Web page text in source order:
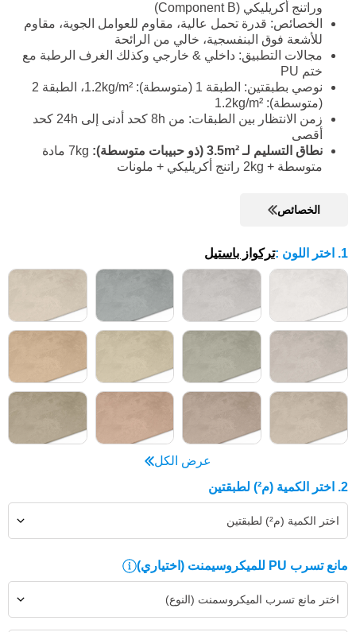
وراتنج أكريليكي (Component B)
الخصائص: قدرة تحمل عالية، مقاوم للعوامل الجوية، مقاوم
للأشعة فوق البنفسجية، خالي من الرائحة
مجالات التطبيق: داخلي & خارجي وكذلك الغرف الرطبة مع
ختم PU
نوصي بطبقتين: الطبقة 1 (متوسطة): 1.2kg/m²، الطبقة 2
(متوسطة): 1.2kg/m²
زمن الانتظار بين الطبقات: من 8h كحد أدنى إلى 24h كحد
أقصى
نطاق التسليم لـ 3.5m² (ذو حبيبات متوسطة):
7kg مادة
متوسطة + 2kg راتنج أكريليكي + ملونات
الخصائص
1. اختر اللون :تركواز باستيل
عرض الكل
2. اختر الكمية (م²) لطبقتين
اختر الكمية (م²) لطبقتين
مانع تسرب PU للميكروسيمنت (اختياري)
اختر مانع تسرب الميكروسمنت (النوع)